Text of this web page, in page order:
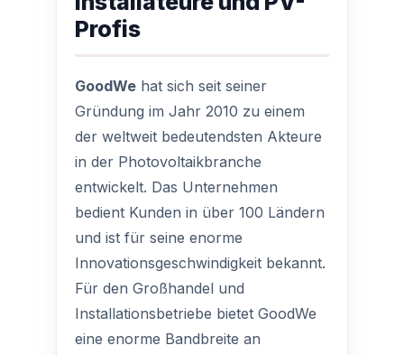
Profis
GoodWe hat sich seit seiner
Gründung im Jahr 2010 zu einem
der weltweit bedeutendsten Akteure
in der Photovoltaikbranche
entwickelt. Das Unternehmen
bedient Kunden in über 100 Ländern
und ist für seine enorme
Innovationsgeschwindigkeit bekannt.
Für den Großhandel und
Installationsbetriebe bietet GoodWe
eine enorme Bandbreite an